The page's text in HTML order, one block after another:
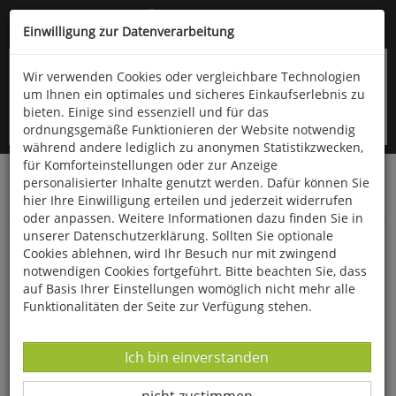
Kompletten Head der Seite überspringen
oder (06766) 9323-960
Startseite Technik & Freizeit
Spiel & Spaß
Geduldsspiele
Stapelspiel »Bunte Bärenbande«
Einwilligung zur Datenverarbeitung
Wir verwenden Cookies oder vergleichbare Technologien
um Ihnen ein optimales und sicheres Einkaufserlebnis zu
bieten. Einige sind essenziell und für das
ordnungsgemäße Funktionieren der Website notwendig
während andere lediglich zu anonymen Statistikzwecken,
für Komforteinstellungen oder zur Anzeige
personalisierter Inhalte genutzt werden. Dafür können Sie
hier Ihre Einwilligung erteilen und jederzeit widerrufen
oder anpassen. Weitere Informationen dazu finden Sie in
unserer Datenschutzerklärung. Sollten Sie optionale
Cookies ablehnen, wird Ihr Besuch nur mit zwingend
notwendigen Cookies fortgeführt. Bitte beachten Sie, dass
auf Basis Ihrer Einstellungen womöglich nicht mehr alle
Funktionalitäten der Seite zur Verfügung stehen.
Datenverarbeitung -
Ich bin einverstanden